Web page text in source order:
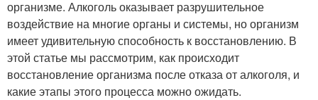
организме. Алкоголь оказывает разрушительное
воздействие на многие органы и системы, но организм
имеет удивительную способность к восстановлению. В
этой статье мы рассмотрим, как происходит
восстановление организма после отказа от алкоголя, и
какие этапы этого процесса можно ожидать.